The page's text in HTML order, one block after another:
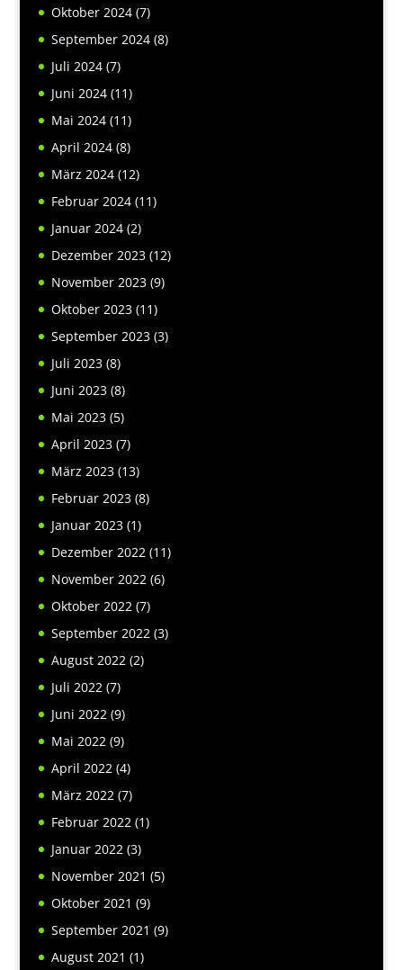
Oktober 2024(7)
September 2024(8)
Juli 2024(7)
Juni 2024(11)
Mai 2024(11)
April 2024(8)
März 2024(12)
Februar 2024(11)
Januar 2024(2)
Dezember 2023(12)
November 2023(9)
Oktober 2023(11)
September 2023(3)
Juli 2023(8)
Juni 2023(8)
Mai 2023(5)
April 2023(7)
März 2023(13)
Februar 2023(8)
Januar 2023(1)
Dezember 2022(11)
November 2022(6)
Oktober 2022(7)
September 2022(3)
August 2022(2)
Juli 2022(7)
Juni 2022(9)
Mai 2022(9)
April 2022(4)
März 2022(7)
Februar 2022(1)
Januar 2022(3)
November 2021 (5)
Oktober 2021 (9)
September 2021 (9)
August 2021 (1)